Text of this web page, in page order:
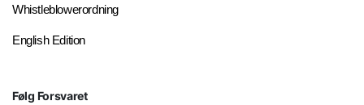
Whistleblowerordning
English Edition
Følg Forsvaret